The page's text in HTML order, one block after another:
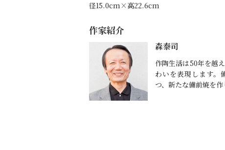
径15.0cm×高22.6cm
作家紹介
森泰司
作陶生活は50年を越
わいを表現します。
つ、新たな備前焼を作